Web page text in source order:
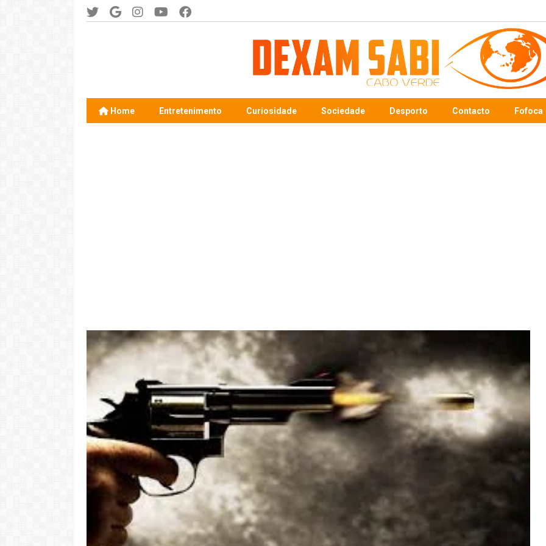
Home Entretenimento Curiosidade Sociedade Desporto Contacto Fofoca
"Com 16 anos fui para cama
com o Presidente "
LER MAIS
Video: Caboverdiana konta
motivo ki fazel larga
Portugal pa volta pa Cabo